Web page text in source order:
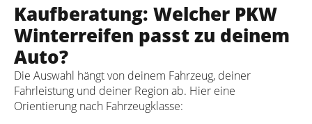
Kaufberatung: Welcher PKW
Winterreifen passt zu deinem
Auto?
Die Auswahl hängt von deinem Fahrzeug, deiner
Fahrleistung und deiner Region ab. Hier eine
Orientierung nach Fahrzeugklasse: